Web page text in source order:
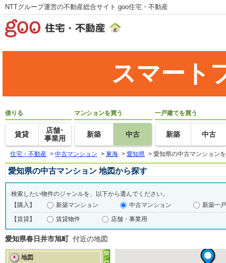
NTTグループ運営の不動産総合サイト goo住宅・不動産
スマート
借りる
賃貸
店舗･
事業用
マンションを買う
新築 中古
一戸建てを買う
新築 中古
住宅・不動産 > 中古マンション > 東海 > 愛知県 > 愛知県の中古マンション
愛知県の中古マンション 地図から探す
検索したい物件のジャンルを、以下から選んでください。
【購入】
新築マンション 中古マンション
新築一
【賃貸】
賃貸物件 店舗・事業用
愛知県春日井市旭町付近の地図
地図